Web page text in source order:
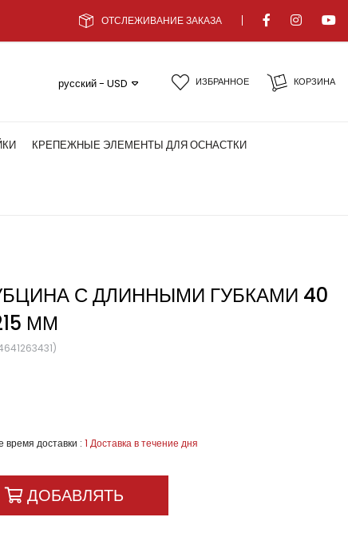
ОТСЛЕЖИВАНИЕ ЗАКАЗА
КОРЗИНА
ИЗБРАННОЕ
русский - USD
КРЕПЕЖНЫЕ ЭЛЕМЕНТЫ ДЛЯ ОСНАСТКИ
С ДЛИННЫМИ ГУБКАМИ 40
ММ
время доставки : 1 Доставка в течение дня